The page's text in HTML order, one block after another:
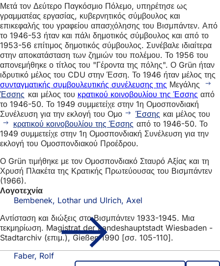
Μετά τον Δεύτερο Παγκόσμιο Πόλεμο, υπηρέτησε ως
γραμματέας εργασίας, κυβερνητικός σύμβουλος και
επικεφαλής του γραφείου απασχόλησης του Βισμπάντεν. Από
το 1946-53 ήταν και πάλι δημοτικός σύμβουλος και από το
1953-56 επίτιμος δημοτικός σύμβουλος. Συνέβαλε ιδιαίτερα
στην αποκατάσταση των ζημιών του πολέμου. Το 1956 του
απονεμήθηκε ο τίτλος του "Γέροντα της πόλης". Ο Grün ήταν
ιδρυτικό μέλος του CDU στην Έσση. Το 1946 ήταν μέλος της
συνταγματικής συμβουλευτικής συνέλευσης της Μεγάλης
Έσσης και μέλος του κρατικού κοινοβουλίου της Έσσης από
το 1946-50. Το 1949 συμμετείχε στην 1η Ομοσπονδιακή
Συνέλευση για την εκλογή του Ομο
Έσσης και μέλος του
κρατικού κοινοβουλίου της Έσσης από το 1946-50. Το
1949 συμμετείχε στην 1η Ομοσπονδιακή Συνέλευση για την
εκλογή του Ομοσπονδιακού Προέδρου.
Ο Grün τιμήθηκε με τον Ομοσπονδιακό Σταυρό Αξίας και τη
Χρυσή Πλακέτα της Κρατικής Πρωτεύουσας του Βισμπάντεν
(1966).
Λογοτεχνία
Bembenek, Lothar und Ulrich, Axel
Αντίσταση και διώξεις στο Βισμπάντεν 1933-1945. Μια
τεκμηρίωση. Magistrat der Landeshauptstadt Wiesbaden -
Stadtarchiv (επιμ.), Gießen 1990 [σσ. 105-110].
Faber, Rolf